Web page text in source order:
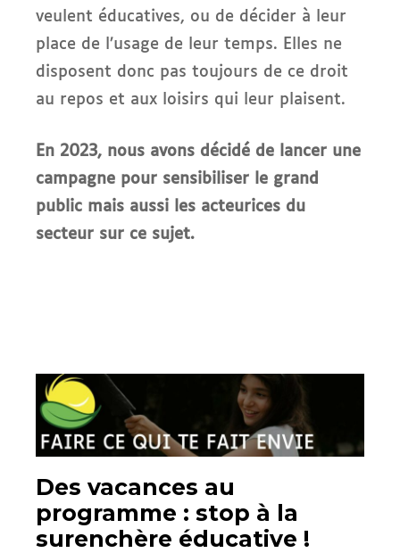
veulent éducatives, ou de décider à leur
place de l’usage de leur temps. Elles ne
disposent donc pas toujours de ce droit
au repos et aux loisirs qui leur plaisent.
En 2023, nous avons décidé de lancer une
campagne pour sensibiliser le grand
public mais aussi les acteurices du
secteur sur ce sujet.
Des vacances au
programme : stop à la
surenchère éducative !